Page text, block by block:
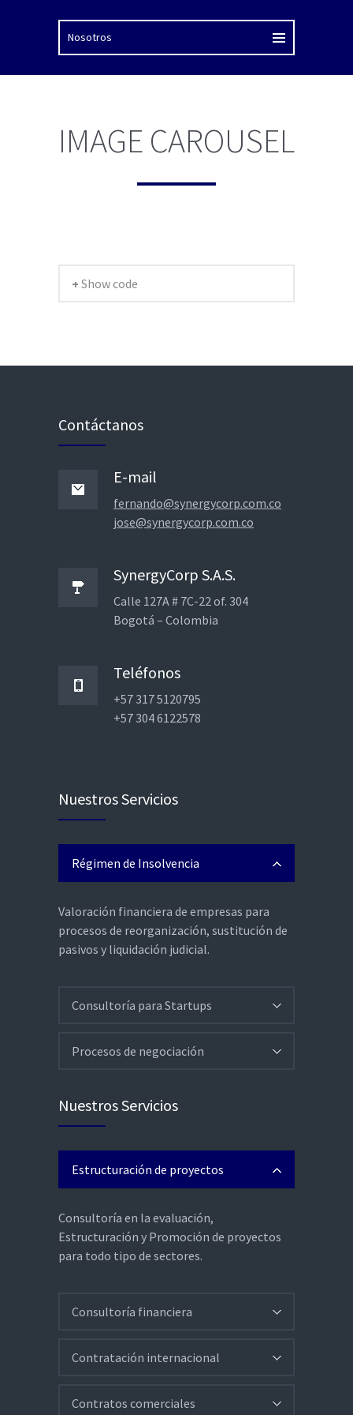
IMAGE CAROUSEL
+ Show code
Contáctanos
E-mail
fernando@synergycorp.com.co
jose@synergycorp.com.co
SynergyCorp S.A.S.
Calle 127A # 7C-22 of. 304
Bogotá – Colombia
Teléfonos
+57 317 5120795
+57 304 6122578
Nuestros Servicios
Régimen de Insolvencia
Valoración financiera de empresas para
procesos de reorganización, sustitución de
pasivos y liquidación judicial.
Consultoría para Startups
Procesos de negociación
Nuestros Servicios
Estructuración de proyectos
Consultoría en la evaluación,
Estructuración y Promoción de proyectos
para todo tipo de sectores.
Consultoría financiera
Contratación internacional
Contratos comerciales